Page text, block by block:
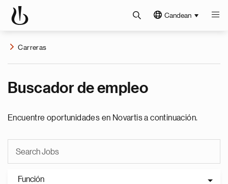
Candean
Carreras
Buscador de empleo
Encuentre oportunidades en Novartis a continuación.
Función